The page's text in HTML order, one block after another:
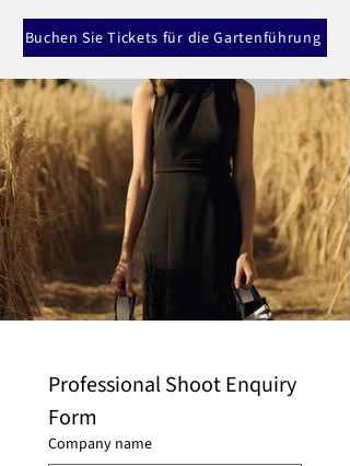
Buchen Sie Tickets für die Gartenführung
Professional Shoot Enquiry
Form
Company name